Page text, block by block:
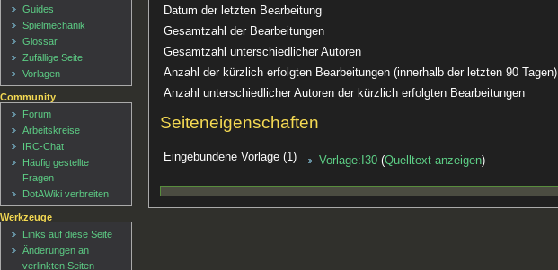
Datum der letzten Bearbeitung
Gesamtzahl der Bearbeitungen
Gesamtzahl unterschiedlicher Autoren
Anzahl der kürzlich erfolgten Bearbeitungen (innerhalb der letzten 90 Tagen)
Anzahl unterschiedlicher Autoren der kürzlich erfolgten Bearbeitungen
Seiteneigenschaften
Eingebundene Vorlage (1) Vorlage:I30(Quelltext anzeigen)
Guides
Spielmechanik
Glossar
Zufällige Seite
Vorlagen
Community
Forum
Arbeitskreise
IRC-Chat
Häufig gestellte
Fragen
DotAWiki verbreiten
Werkzeuge
Links auf diese Seite
Änderungen an
verlinkten Seiten